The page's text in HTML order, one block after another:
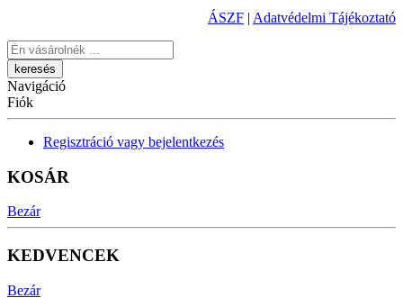
ÁSZF | Adatvédelmi Tájékoztató
Keresés
Navigáció
Fiók
Regisztráció vagy bejelentkezés
KOSÁR
Bezár
KEDVENCEK
Bezár